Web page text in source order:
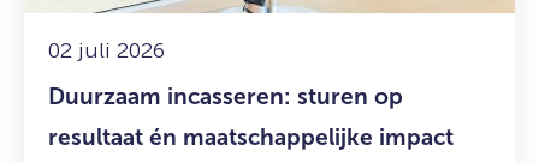
02 juli 2026
Duurzaam incasseren: sturen op
resultaat én maatschappelijke impact
impact